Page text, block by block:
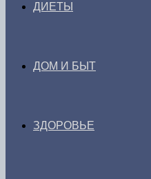
ДИЕТЫ
ДОМ И БЫТ
ЗДОРОВЬЕ